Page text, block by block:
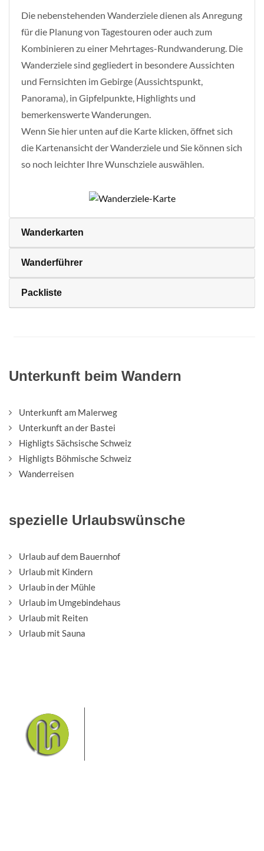
Die nebenstehenden Wanderziele dienen als Anregung
für die Planung von Tagestouren oder auch zum
Kombinieren zu einer Mehrtages-Rundwanderung. Die
Wanderziele sind gegliedert in besondere Aussichten
und Fernsichten im Gebirge (Aussichtspunkt,
Panorama), in Gipfelpunkte, Highlights und
bemerkenswerte Wanderungen.
Wenn Sie hier unten auf die Karte klicken, öffnet sich
die Kartenansicht der Wanderziele und Sie können sich
so noch leichter Ihre Wunschziele auswählen.
Wanderkarten
Wanderführer
Packliste
Unterkunft beim Wandern
Unterkunft am Malerweg
Unterkunft an der Bastei
Highligts Sächsische Schweiz
Highligts Böhmische Schweiz
Wanderreisen
spezielle Urlaubswünsche
Urlaub auf dem Bauernhof
Urlaub mit Kindern
Urlaub in der Mühle
Urlaub im Umgebindehaus
Urlaub mit Reiten
Urlaub mit Sauna